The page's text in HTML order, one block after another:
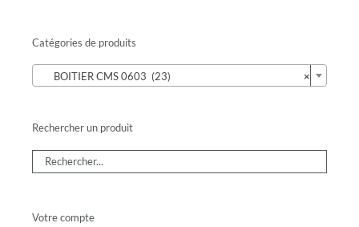
Catégories de produits
×
BOITIER CMS 0603 (23)
Rechercher un produit
Votre compte